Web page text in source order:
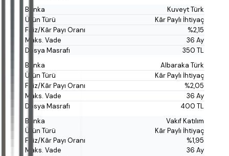
Kuveyt Türk
Kâr Paylı İhtiyaç
%2,15
36 Ay
350 TL
Albaraka Türk
Kâr Paylı İhtiyaç
%2,05
36 Ay
400 TL
Vakıf Katılım
Kâr Paylı İhtiyaç
%1,95
36 Ay